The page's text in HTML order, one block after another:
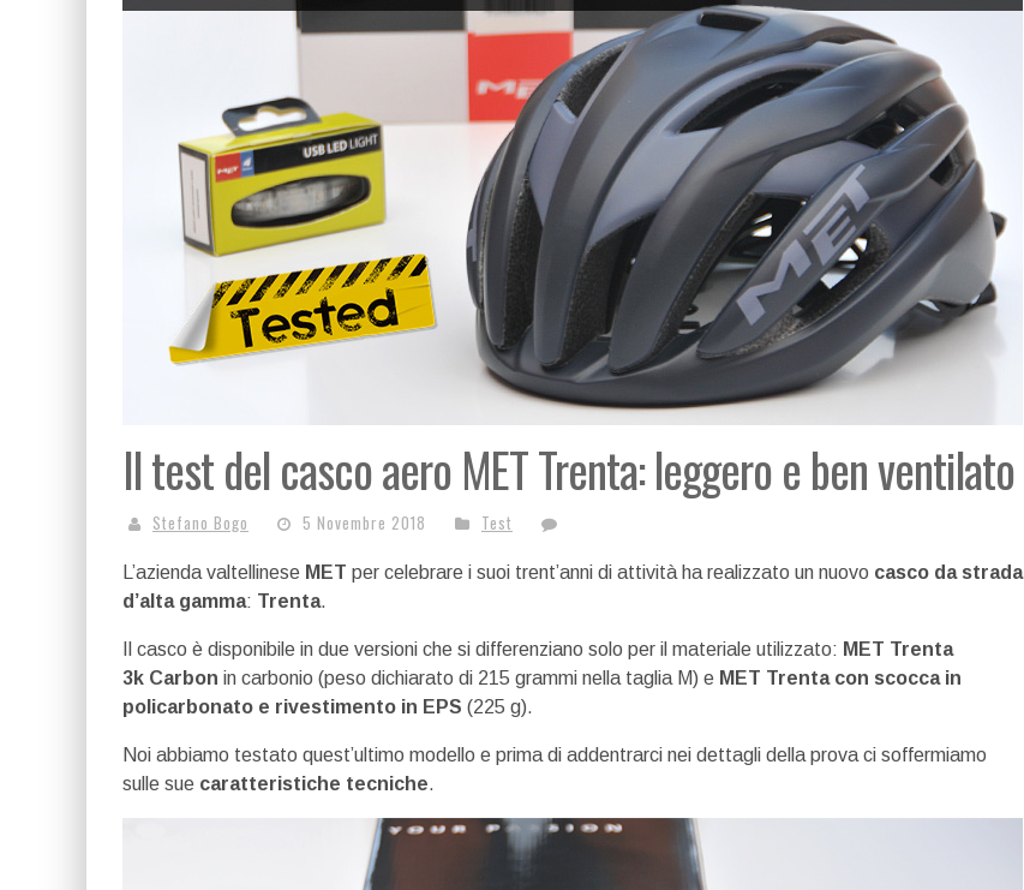
Il test del casco aero MET Trenta: leggero e ben ventilato
Stefano Bogo 5 Novembre 2018 Test
L’azienda valtellinese MET per celebrare i suoi trent’anni di attività ha realizzato un nuovo casco da strada
d’alta gamma: Trenta.
Il casco è disponibile in due versioni che si differenziano solo per il materiale utilizzato: MET Trenta
3k Carbon in carbonio (peso dichiarato di 215 grammi nella taglia M) e MET Trenta con scocca in
policarbonato e rivestimento in EPS (225 g).
Noi abbiamo testato quest’ultimo modello e prima di addentrarci nei dettagli della prova ci soffermiamo
sulle sue caratteristiche tecniche.